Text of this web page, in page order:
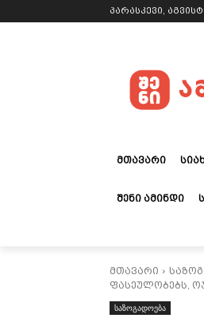
პარასკევი,
ᲛᲗᲐᲕᲐᲠᲘ
ᲨᲔᲜᲘ ᲐᲛᲘᲜᲓᲘ
მთავარი
ფასეულობებს,
საზოგადოება